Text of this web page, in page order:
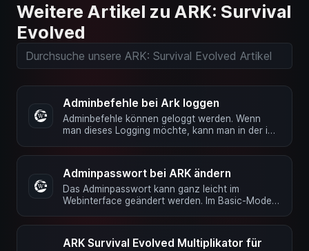
Weitere Artikel zu ARK: Survival
Evolved
Adminbefehle bei Ark loggen
Adminbefehle können geloggt werden. Wenn
man dieses Logging möchte, kann man in der in
Adminpasswort bei ARK ändern
Das Adminpasswort kann ganz leicht im
Webinterface geändert werden. Im Basic-Mode
ARK Survival Evolved Multiplikator für